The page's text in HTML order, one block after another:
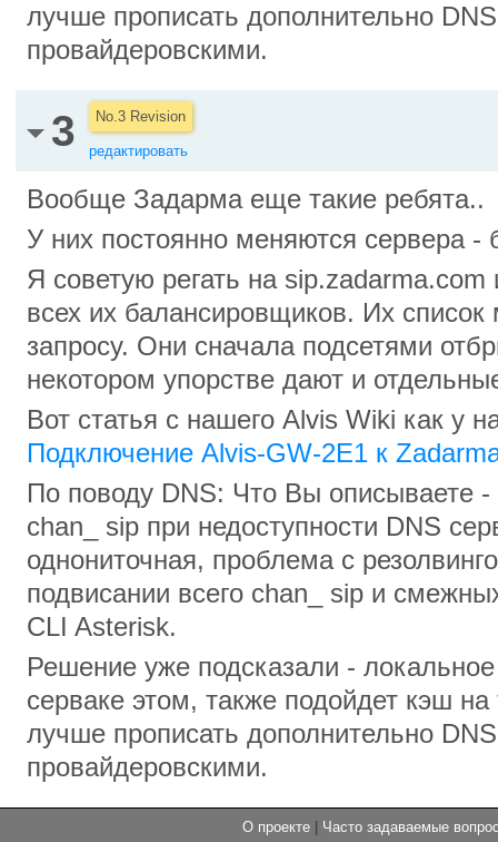
лучше прописать дополнительно
провайдеровскими.
3 No.3 Revision
редактировать
Вообще Задарма еще такие ребята..
У них постоянно меняются сервера -
Я советую регать на
всех их балансировщиков. Их
запросу. Они сначала подсетями
некотором упорстве дают и
Вот статья с нашего Alvis Wiki как у
Подключение Alvis-GW-2E1 к
По поводу DNS: Что Вы описываете -
chan_ sip при недоступности DNS
однониточная, проблема с
подвисании всего chan_ sip и
CLI Asterisk.
Решение уже подсказали -
серваке этом, также подойдет кэш
лучше прописать дополнительно
провайдеровскими.
О проекте | Часто задаваемые